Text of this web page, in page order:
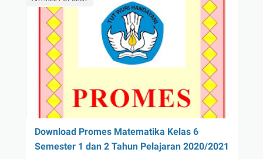
Download Promes Matematika Kelas 6
Semester 1 dan 2 Tahun Pelajaran 2020/2021